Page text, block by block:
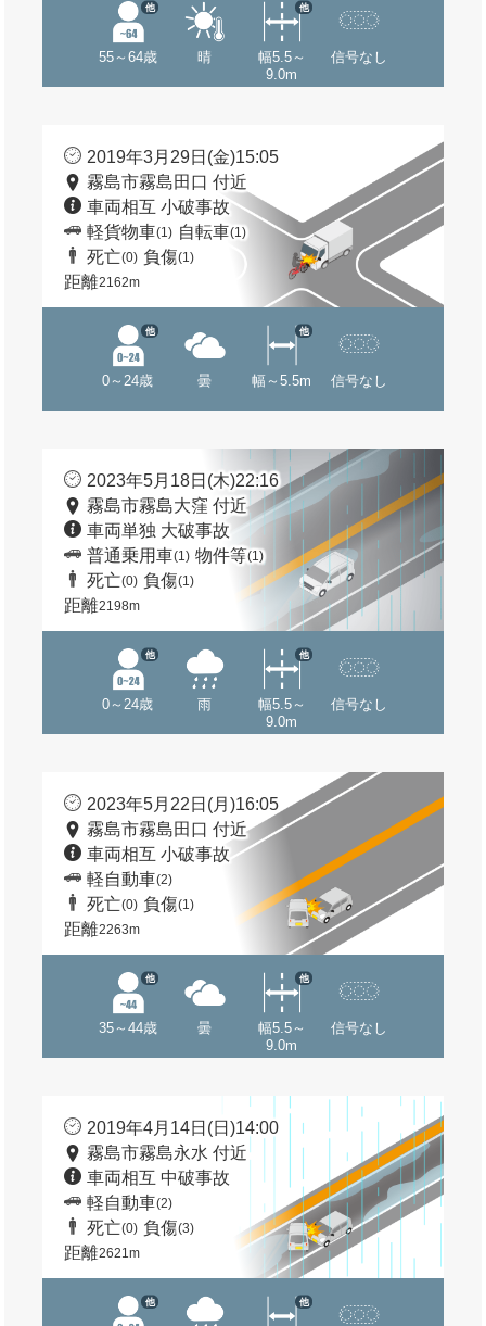
55～64歳
他
晴
幅5.5～
9.0m
他
信号なし
2019年3月29日(金)15:05
霧島市霧島田口 付近
車両相互 小破事故
軽貨物車(1) 自転車(1)
死亡(0) 負傷(1)
距離2162m
0～24歳
他
曇 幅～5.5m
他
信号なし
2023年5月18日(木)22:16
霧島市霧島大窪 付近
車両単独 大破事故
普通乗用車(1) 物件等(1)
死亡(0) 負傷(1)
距離2198m
0～24歳
他
雨
幅5.5～
9.0m
他
信号なし
2023年5月22日(月)16:05
霧島市霧島田口 付近
車両相互 小破事故
軽自動車(2)
死亡(0) 負傷(1)
距離2263m
35～44歳
他
曇
幅5.5～
9.0m
他
信号なし
2019年4月14日(日)14:00
霧島市霧島永水 付近
車両相互 中破事故
軽自動車(2)
死亡(0) 負傷(3)
距離2621m
他 他